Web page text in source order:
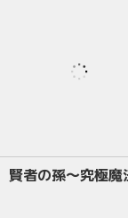
賢者の孫〜究極魔